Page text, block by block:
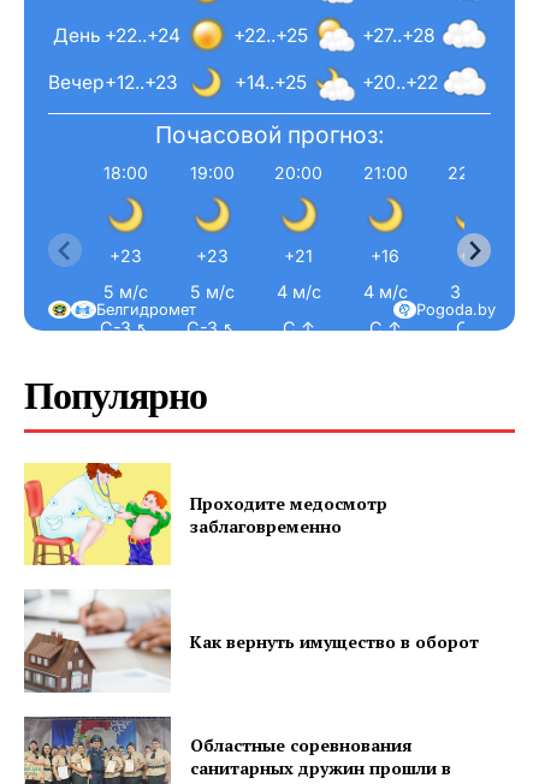
+22..+24
+12..+23
+22..+25
+14..+25
+27..+28
+20..+22
Вечер
День
Почасовой прогноз:
18:00
+23
5 м/с
С-З ↖
19:00
+23
5 м/с
С-З ↖
20:00
+21
4 м/с
С ↑
21:00
+16
4 м/с
С ↑
22:00
+15
3 м/с
С ↑
Pogoda.by
Белгидромет
Популярно
Проходите медосмотр
заблаговременно
Как вернуть имущество в оборот
Областные соревнования
санитарных дружин прошли в